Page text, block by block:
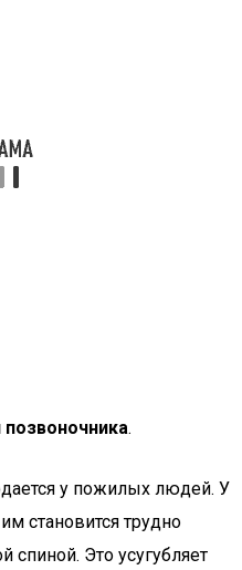
позвоночника.
у пожилых людей. У
становится трудно
спиной. Это усугубляет